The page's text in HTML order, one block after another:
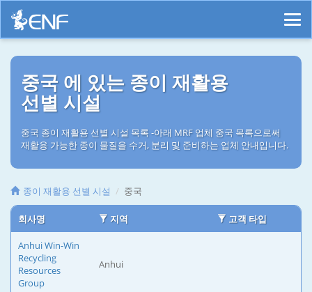
중국 에 있는 종이 재활용
선별 시설
중국 종이 재활용 선별 시설 목록 -아래 MRF 업체 중국 목록으로써
재활용 가능한 종이 물질을 수거, 분리 및 준비하는 업체 안내입니다.
종이 재활용 선별 시설 중국
회사명 지역 고객 타입
Anhui Win-Win
Recycling
Resources
Group
Anhui